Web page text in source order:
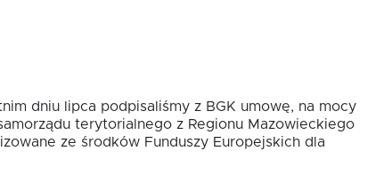
dniu lipca podpisaliśmy z BGK umowę, na mocy
terytorialnego z Regionu Mazowieckiego
ze środków Funduszy Europejskich dla